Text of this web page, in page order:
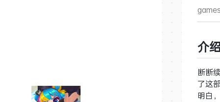
介
断断
了这
明白